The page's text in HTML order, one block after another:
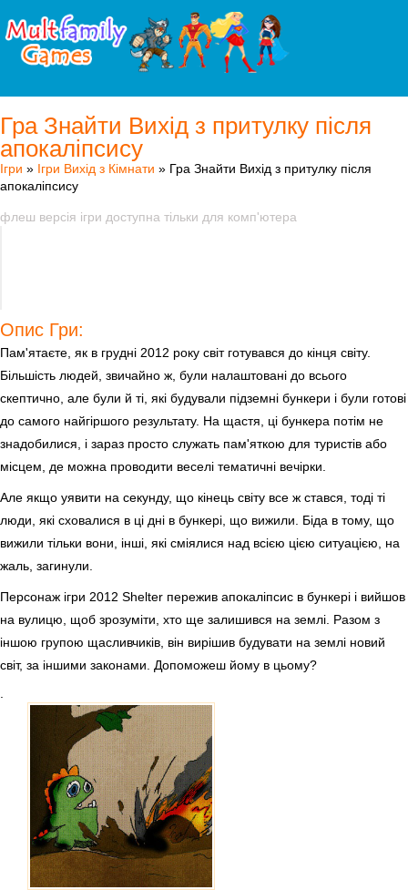
Гра Знайти Вихід з притулку після
апокаліпсису
Ігри » Ігри Вихід з Кімнати » Гра Знайти Вихід з притулку після
апокаліпсису
флеш версія ігри доступна тільки для комп'ютера
Опис Гри:
Пам'ятаєте, як в грудні 2012 року світ готувався до кінця світу.
Більшість людей, звичайно ж, були налаштовані до всього
скептично, але були й ті, які будували підземні бункери і були готові
до самого найгіршого результату. На щастя, ці бункера потім не
знадобилися, і зараз просто служать пам'яткою для туристів або
місцем, де можна проводити веселі тематичні вечірки.
Але якщо уявити на секунду, що кінець світу все ж стався, тоді ті
люди, які сховалися в ці дні в бункері, що вижили. Біда в тому, що
вижили тільки вони, інші, які сміялися над всією цією ситуацією, на
жаль, загинули.
Персонаж ігри 2012 Shelter пережив апокаліпсис в бункері і вийшов
на вулицю, щоб зрозуміти, хто ще залишився на землі. Разом з
іншою групою щасливчиків, він вирішив будувати на землі новий
світ, за іншими законами. Допоможеш йому в цьому?